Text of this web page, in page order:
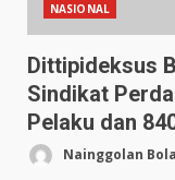
NASIONAL
Dittipideksus
Sindikat
Pelaku dan
Nainggolan